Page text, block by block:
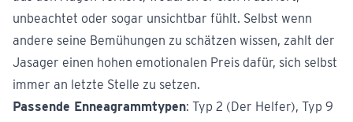
unbeachtet oder sogar unsichtbar fühlt. Selbst wenn
andere seine Bemühungen zu schätzen wissen, zahlt der
Jasager einen hohen emotionalen Preis dafür, sich selbst
immer an letzte Stelle zu setzen.
Passende Enneagrammtypen: Typ 2 (Der Helfer), Typ 9